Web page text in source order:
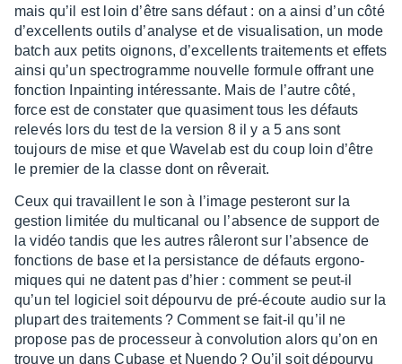
mais qu’il est loin d’être sans défaut : on a ainsi d’un côté
d’ex­cel­lents outils d’ana­lyse et de visua­li­sa­tion, un mode
batch aux petits oignons, d’ex­cel­lents trai­te­ments et effets
ainsi qu’un spec­tro­gramme nouvelle formule offrant une
fonc­tion Inpain­ting inté­res­sante. Mais de l’autre côté,
force est de consta­ter que quasi­ment tous les défauts
rele­vés lors du test de la version 8 il y a 5 ans sont
toujours de mise et que Wave­lab est du coup loin d’être
le premier de la classe dont on rêve­rait.
Ceux qui travaillent le son à l’image peste­ront sur la
gestion limi­tée du multi­ca­nal ou l’ab­sence de support de
la vidéo tandis que les autres râle­ront sur l’ab­sence de
fonc­tions de base et la persis­tance de défauts ergo­no­
miques qui ne datent pas d’hier : comment se peut-il
qu’un tel logi­ciel soit dépourvu de pré-écoute audio sur la
plupart des trai­te­ments ? Comment se fait-il qu’il ne
propose pas de proces­seur à convo­lu­tion alors qu’on en
trouve un dans Cubase et Nuendo ? Qu’il soit dépourvu